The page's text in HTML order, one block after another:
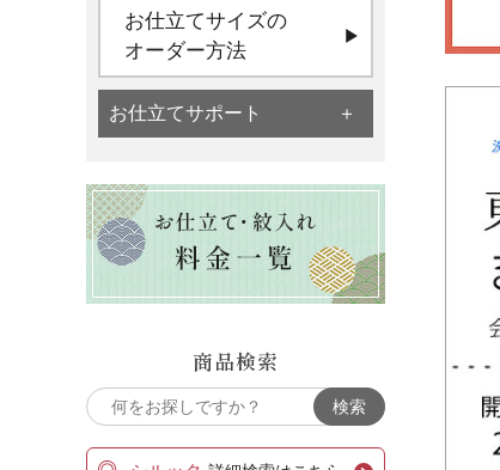
お仕立てサイズの
オーダー方法
お仕立てサポート
商品検索